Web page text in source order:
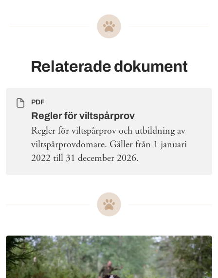
Relaterade dokument
PDF
Regler för viltspårprov
Regler för viltspårprov och utbildning av
viltspårprovdomare. Gäller från 1 januari
2022 till 31 december 2026.
Mer om